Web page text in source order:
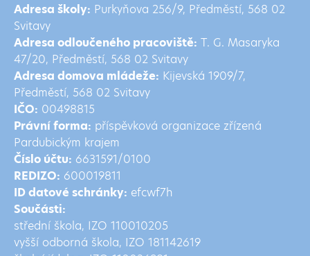
Adresa školy: Purkyňova 256/9, Předměstí, 568 02
Svitavy
Adresa odloučeného pracoviště: T. G. Masaryka
47/20, Předměstí, 568 02 Svitavy
Adresa domova mládeže: Kijevská 1909/7,
Předměstí, 568 02 Svitavy
IČO: 00498815
Právní forma: příspěvková organizace zřízená
Pardubickým krajem
Číslo účtu: 6631591/0100
REDIZO: 600019811
ID datové schránky: efcwf7h
Součásti:
střední škola, IZO 110010205
vyšší odborná škola, IZO 181142619